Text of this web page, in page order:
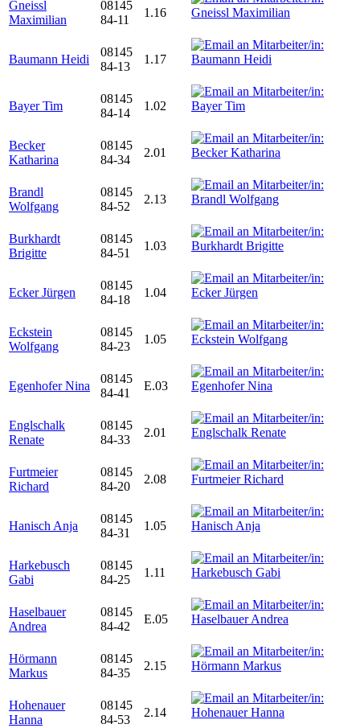
Gneissl
Maximilian
08145
84-11
1.16
Baumann Heidi
08145
84-13
1.17
Bayer Tim
08145
84-14
1.02
Becker
Katharina
08145
84-34
2.01
Brandl
Wolfgang
08145
84-52
2.13
Burkhardt
Brigitte
08145
84-51
1.03
Ecker Jürgen
08145
84-18
1.04
Eckstein
Wolfgang
08145
84-23
1.05
Egenhofer Nina
08145
84-41
E.03
Englschalk
Renate
08145
84-33
2.01
Furtmeier
Richard
08145
84-20
2.08
Hanisch Anja
08145
84-31
1.05
Harkebusch
Gabi
08145
84-25
1.11
Haselbauer
Andrea
08145
84-42
E.05
Hörmann
Markus
08145
84-35
2.15
Hohenauer
Hanna
08145
84-53
2.14